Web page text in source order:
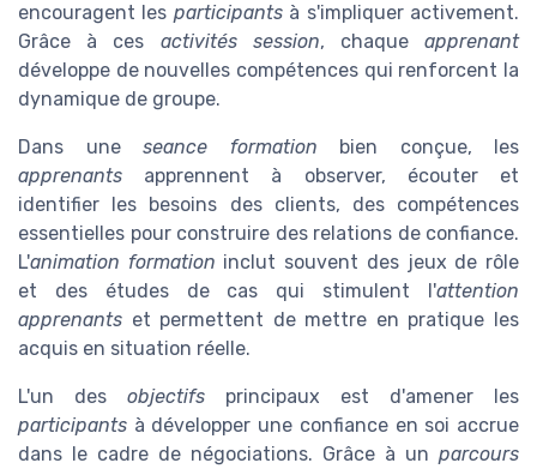
encouragent les participantsà s'impliquer activement.
Grâce à ces activités session, chaqueapprenant
développe de nouvelles compétences qui renforcent la
dynamique de groupe.
Dans une seance formation bien conçue, les
apprenants apprennent à observer, écouter et
identifier les besoins des clients, des compétences
essentielles pour construire des relations de confiance.
L'animation formation inclut souvent des jeux de rôle
et des études de cas qui stimulent l'attention
apprenants et permettent de mettre en pratique les
acquis en situation réelle.
L'un des objectifs principaux est d'amener les
participants à développer une confiance en soi accrue
dans le cadre de négociations. Grâce à un parcours